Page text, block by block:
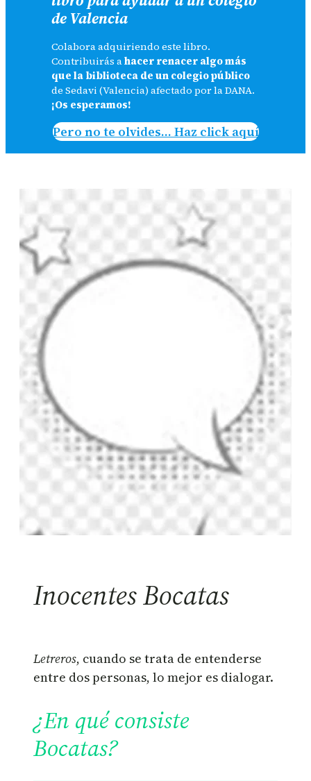
de Valencia
Colabora adquiriendo este libro.
Contribuirás ahacer renacer algo más
que la biblioteca de un colegio público
de Sedavi (Valencia) afectado por la DANA.
¡Os esperamos!
Pero no te olvides… Haz click aquí
Inocentes Bocatas
Letreros, cuando se trata de entenderse
entre dos personas, lo mejor es dialogar.
¿En qué consiste
Bocatas?